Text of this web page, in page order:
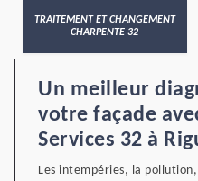
TRAITEMENT ET CHANGEMENT
CHARPENTE 32
Un meilleur
votre façade
Services 32 à
Les intempéries, la